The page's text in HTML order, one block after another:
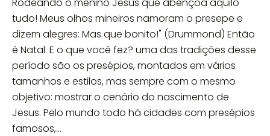
tudo! Meus olhos mineiros namoram o presepe e
dizem alegres: Mas que bonito!" (Drummond) Então
é Natal. E o que você fez? uma das tradições desse
período são os presépios, montados em vários
tamanhos e estilos, mas sempre com o mesmo
objetivo: mostrar o cenário do nascimento de
Jesus. Pelo mundo todo há cidades com presépios
famosos,...